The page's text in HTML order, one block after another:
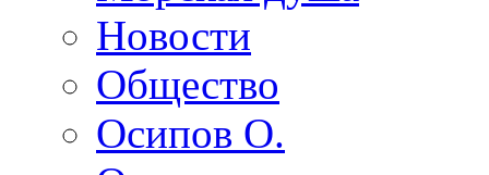
Новости
Общество
Осипов О.